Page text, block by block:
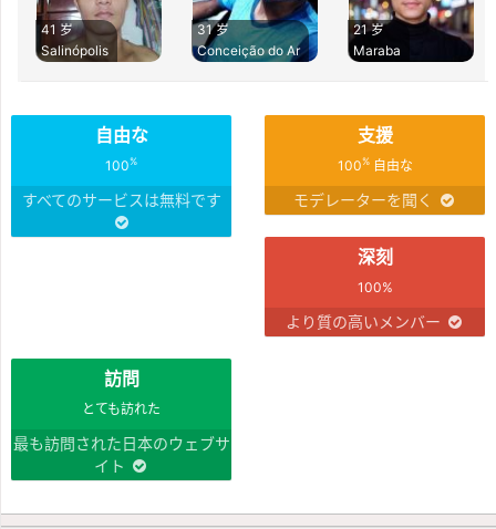
41 岁
Salinópolis
31 岁
Conceição do Ar
21 岁
Maraba
自由な
100%
すべてのサービスは無料です
支援
100%自由な
モデレーターを聞く
深刻
100%
より質の高いメンバー
訪問
とても訪れた
最も訪問された日本のウェブサ
イト